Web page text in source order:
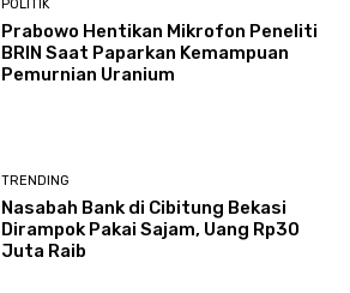
POLITIK
Prabowo Hentikan Mikrofon Peneliti
BRIN Saat Paparkan Kemampuan
Pemurnian Uranium
TRENDING
Nasabah Bank di Cibitung Bekasi
Dirampok Pakai Sajam, Uang Rp30
Juta Raib